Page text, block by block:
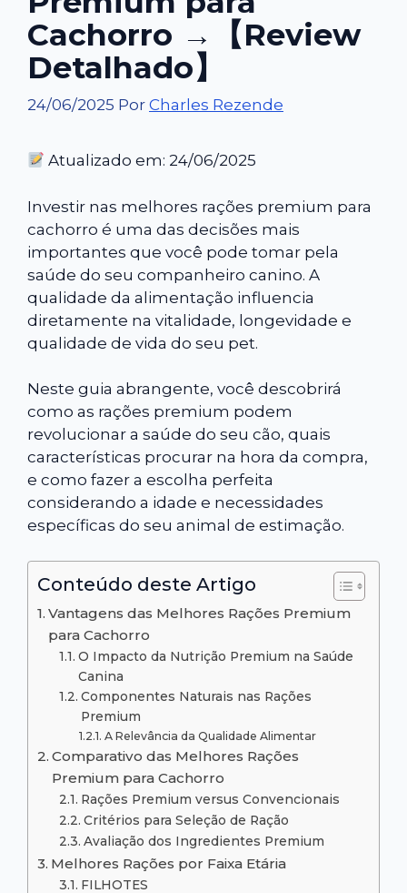
Cachorro →【Review
Detalhado】
24/06/2025 Por Charles Rezende
Atualizado em: 24/06/2025
Investir nas melhores rações premium para
cachorro é uma das decisões mais
importantes que você pode tomar pela
saúde do seu companheiro canino. A
qualidade da alimentação influencia
diretamente na vitalidade, longevidade e
qualidade de vida do seu pet.
Neste guia abrangente, você descobrirá
como as rações premium podem
revolucionar a saúde do seu cão, quais
características procurar na hora da compra,
e como fazer a escolha perfeita
considerando a idade e necessidades
específicas do seu animal de estimação.
Conteúdo deste Artigo
Vantagens das Melhores Rações Premium
para Cachorro
O Impacto da Nutrição Premium na Saúde
Canina
Componentes Naturais nas Rações
Premium
A Relevância da Qualidade Alimentar
Comparativo das Melhores Rações
Premium para Cachorro
Rações Premium versus Convencionais
Critérios para Seleção de Ração
Avaliação dos Ingredientes Premium
Melhores Rações por Faixa Etária
FILHOTES